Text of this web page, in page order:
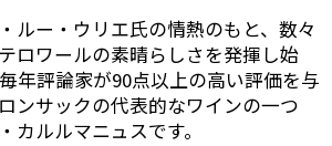
ルー・ウリエ氏の情熱のもと、数々
ロワールの素晴らしさを発揮し始
年評論家が90点以上の高い評価を与
ンサックの代表的なワインの一つ
カルルマニュスです。